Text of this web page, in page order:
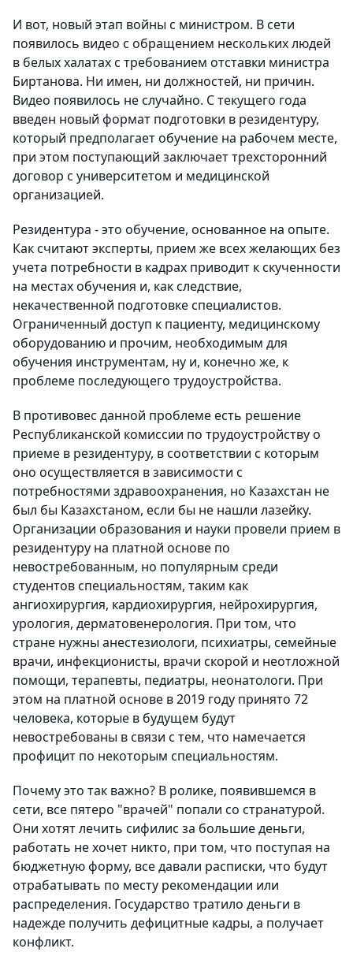
И вот, новый этап войны с министром. В сети
появилось видео с обращением нескольких людей
в белых халатах с требованием отставки министра
Биртанова. Ни имен, ни должностей, ни причин.
Видео появилось не случайно. С текущего года
введен новый формат подготовки в резидентуру,
который предполагает обучение на рабочем месте,
при этом поступающий заключает трехсторонний
договор с университетом и медицинской
организацией.
Резидентура - это обучение, основанное на опыте.
Как считают эксперты, прием же всех желающих без
учета потребности в кадрах приводит к скученности
на местах обучения и, как следствие,
некачественной подготовке специалистов.
Ограниченный доступ к пациенту, медицинскому
оборудованию и прочим, необходимым для
обучения инструментам, ну и, конечно же, к
проблеме последующего трудоустройства.
В противовес данной проблеме есть решение
Республиканской комиссии по трудоустройству о
приеме в резидентуру, в соответствии с которым
оно осуществляется в зависимости с
потребностями здравоохранения, но Казахстан не
был бы Казахстаном, если бы не нашли лазейку.
Организации образования и науки провели прием в
резидентуру на платной основе по
невостребованным, но популярным среди
студентов специальностям, таким как
ангиохирургия, кардиохирургия, нейрохирургия,
урология, дерматовенерология. При том, что
стране нужны анестезиологи, психиатры, семейные
врачи, инфекционисты, врачи скорой и неотложной
помощи, терапевты, педиатры, неонатологи. При
этом на платной основе в 2019 году принято 72
человека, которые в будущем будут
невостребованы в связи с тем, что намечается
профицит по некоторым специальностям.
Почему это так важно? В ролике, появившемся в
сети, все пятеро "врачей" попали со странатурой.
Они хотят лечить сифилис за большие деньги,
работать не хочет никто, при том, что поступая на
бюджетную форму, все давали расписки, что будут
отрабатывать по месту рекомендации или
распределения. Государство тратило деньги в
надежде получить дефицитные кадры, а получает
конфликт.